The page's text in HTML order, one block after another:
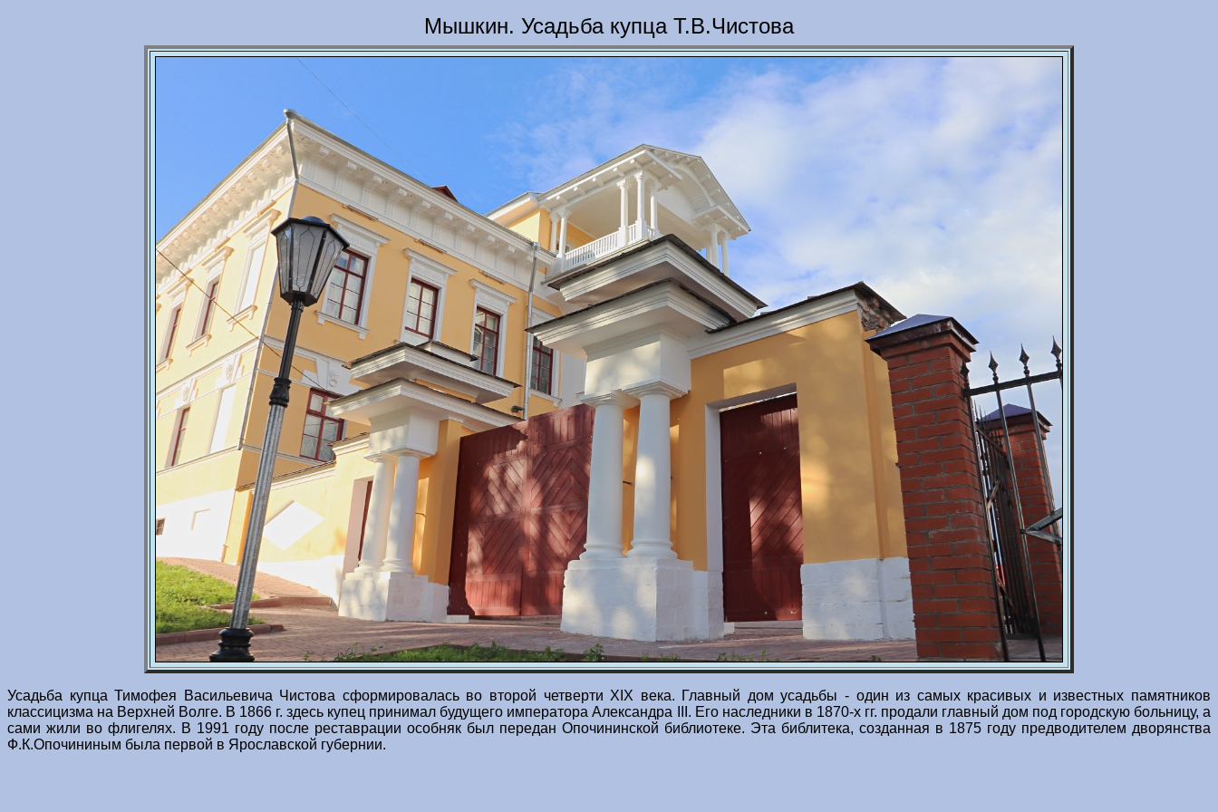
Мышкин. Усадьба купца Т.В.Чистова
Усадьба купца Тимофея Васильевича Чистова сформировалась во второй четверти XIX века. Главный дом усадьбы - один из самых красивых и известных памятников
классицизма на Верхней Волге. В 1866 г. здесь купец принимал будущего императора Александра III. Его наследники в 1870-х гг. продали главный дом под городскую больницу, а
сами жили во флигелях. В 1991 году после реставрации особняк был передан Опочининской библиотеке. Эта библитека, созданная в 1875 году предводителем дворянства
Ф.К.Опочининым была первой в Ярославской губернии.